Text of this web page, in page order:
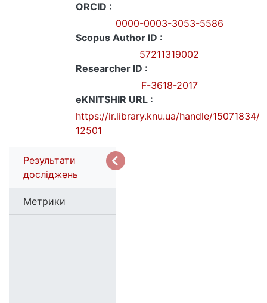
ORCID :
0000-0003-3053-5586
Scopus Author ID :
57211319002
Researcher ID :
F-3618-2017
eKNITSHIR URL :
https://ir.library.knu.ua/handle/15071834/
12501
Результати
досліджень
Метрики